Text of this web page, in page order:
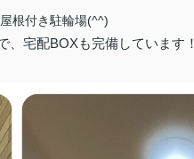
根付き駐輪場(^^)
、宅配BOXも完備しています！